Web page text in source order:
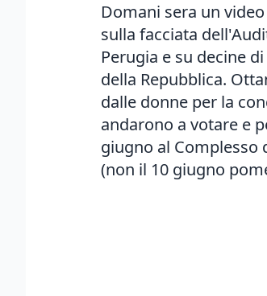
Domani sera un
sulla facciata
Perugia e su decine
della Repubblica.
dalle donne per la
andarono a votare e
giugno al Complesso
(non il 10 giugno